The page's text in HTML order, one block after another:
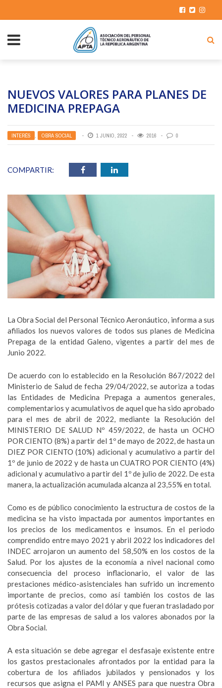
NUEVOS VALORES PARA PLANES DE
MEDICINA PREPAGA
INTERÉS , OBRA SOCIAL 1 JUNIO, 2022 2016 0
COMPARTIR:
La Obra Social del Personal Técnico Aeronáutico, informa a sus
afiliados los nuevos valores de todos sus planes de Medicina
Prepaga de la entidad Galeno, vigentes a partir del mes de
Junio 2022.
De acuerdo con lo establecido en la Resolución 867/2022 del
Ministerio de Salud de fecha 29/04/2022, se autoriza a todas
las Entidades de Medicina Prepaga a aumentos generales,
complementarios y acumulativos de aquel que ha sido aprobado
para el mes de abril de 2022, mediante la Resolución del
MINISTERIO DE SALUD Nº 459/2022, de hasta un OCHO
POR CIENTO (8%) a partir del 1º de mayo de 2022, de hasta un
DIEZ POR CIENTO (10%) adicional y acumulativo a partir del
1º de junio de 2022 y de hasta un CUATRO POR CIENTO (4%)
adicional y acumulativo a partir del 1º de julio de 2022. De esta
manera, la actualización acumulada alcanza al 23,55% en total.
Como es de público conocimiento la estructura de costos de la
medicina se ha visto impactada por aumentos importantes en
los precios de los medicamentos e insumos. En el periodo
comprendido entre mayo 2021 y abril 2022 los indicadores del
INDEC arrojaron un aumento del 58,50% en los costos de la
Salud. Por los ajustes de la economía a nivel nacional como
consecuencia del proceso inflacionario, el valor de las
prestaciones médico-asistenciales han sufrido un incremento
importante de precios, como así también los costos de las
prótesis cotizadas a valor del dólar y que fueran trasladado por
parte de las empresas de salud a los valores abonados por la
Obra Social.
A esta situación se debe agregar el desfasaje existente entre
los gastos prestacionales afrontados por la entidad para la
cobertura de los afiliados jubilados y pensionados y los
recursos que asigna el PAMI y ANSES para que nuestra Obra